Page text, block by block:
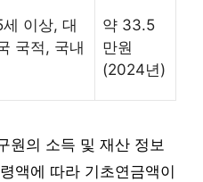
이상, 대
국적, 국내
약 33.5
만원
(2024년)
원의 소득 및 재산 정보
액에 따라 기초연금액이